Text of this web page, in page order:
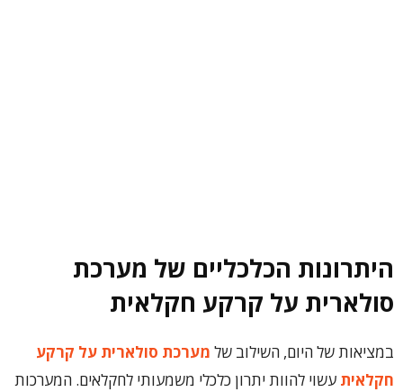
היתרונות הכלכליים של מערכת
סולארית על קרקע חקלאית
במציאות של היום, השילוב של מערכת סולארית על קרקע
חקלאית עשוי להוות יתרון כלכלי משמעותי לחקלאים. המערכות